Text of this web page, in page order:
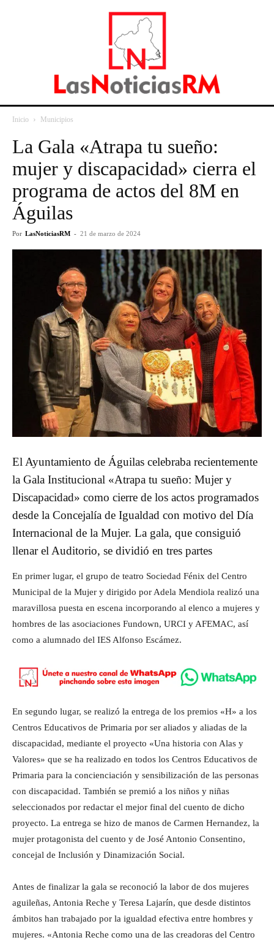
Inicio Municipios
La Gala «Atrapa tu sueño:
mujer y discapacidad» cierra el
programa de actos del 8M en
Águilas
Por LasNoticiasRM - 21 de marzo de 2024
El Ayuntamiento de Águilas celebraba recientemente
la Gala Institucional «Atrapa tu sueño: Mujer y
Discapacidad» como cierre de los actos programados
desde la Concejalía de Igualdad con motivo del Día
Internacional de la Mujer. La gala, que consiguió
llenar el Auditorio, se dividió en tres partes
En primer lugar, el grupo de teatro Sociedad Fénix del Centro
Municipal de la Mujer y dirigido por Adela Mendiola realizó una
maravillosa puesta en escena incorporando al elenco a mujeres y
hombres de las asociaciones Fundown, URCI y AFEMAC, así
como a alumnado del IES Alfonso Escámez.
En segundo lugar, se realizó la entrega de los premios «H» a los
Centros Educativos de Primaria por ser aliados y aliadas de la
discapacidad, mediante el proyecto «Una historia con Alas y
Valores» que se ha realizado en todos los Centros Educativos de
Primaria para la concienciación y sensibilización de las personas
con discapacidad. También se premió a los niños y niñas
seleccionados por redactar el mejor final del cuento de dicho
proyecto. La entrega se hizo de manos de Carmen Hernandez, la
mujer protagonista del cuento y de José Antonio Consentino,
concejal de Inclusión y Dinamización Social.
Antes de finalizar la gala se reconoció la labor de dos mujeres
aguileñas, Antonia Reche y Teresa Lajarín, que desde distintos
ámbitos han trabajado por la igualdad efectiva entre hombres y
mujeres. «Antonia Reche como una de las creadoras del Centro